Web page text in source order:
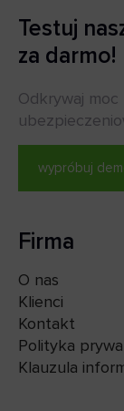
Testuj
za darmo!
Odkrywaj
wypróbuj
Firma
O nas
Klienci
Kontakt
Polityka
Klauzula